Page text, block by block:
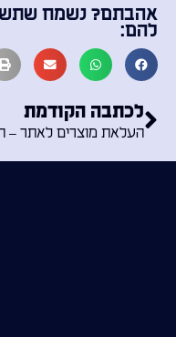
אהבתם? נשמח
להם:
לכתבה הקודמת